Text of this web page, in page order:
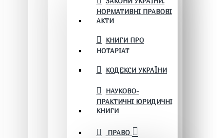
НОРМАТИВНІ ПРАВОВІ
АКТИ
КНИГИ ПРО
НОТАРІАТ
КОДЕКСИ УКРАЇНИ
НАУКОВО-
ПРАКТИЧНІ ЮРИДИЧНІ
КНИГИ
ПРАВО